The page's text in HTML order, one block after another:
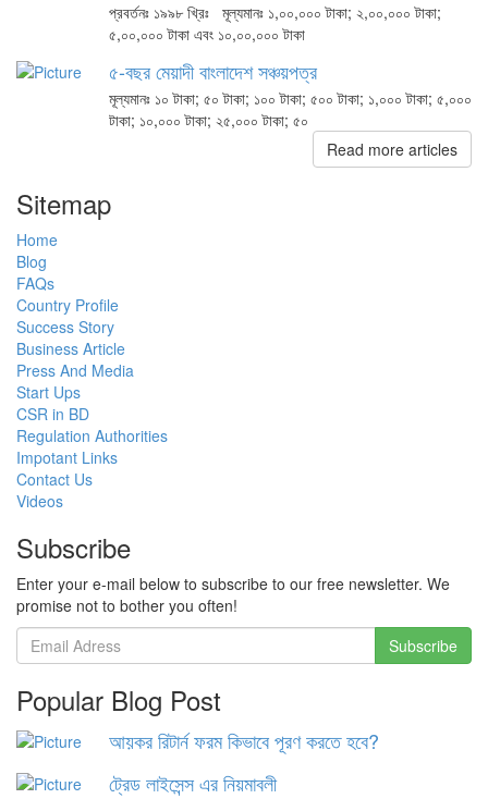
প্রবর্তনঃ ১৯৯৮ খ্রিঃ মূল্যমানঃ ১,০০,০০০ টাকা; ২,০০,০০০ টাকা;
৫,০০,০০০ টাকা এবং ১০,০০,০০০ টাকা
৫-বছর মেয়াদী বাংলাদেশ সঞ্চয়পত্র
মূল্যমানঃ ১০ টাকা; ৫০ টাকা; ১০০ টাকা; ৫০০ টাকা; ১,০০০ টাকা; ৫,০০০
টাকা; ১০,০০০ টাকা; ২৫,০০০ টাকা; ৫০
Read more articles
Sitemap
Home
Blog
FAQs
Country Profile
Success Story
Business Article
Press And Media
Start Ups
CSR in BD
Regulation Authorities
Impotant Links
Contact Us
Videos
Subscribe
Enter your e-mail below to subscribe to our free newsletter. We
promise not to bother you often!
Popular Blog Post
আয়কর রিটার্ন ফরম কিভাবে পূরণ করতে হবে?
ট্রেড লাইসেন্স এর নিয়মাবলী